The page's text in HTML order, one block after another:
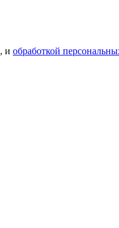
, и обработкой